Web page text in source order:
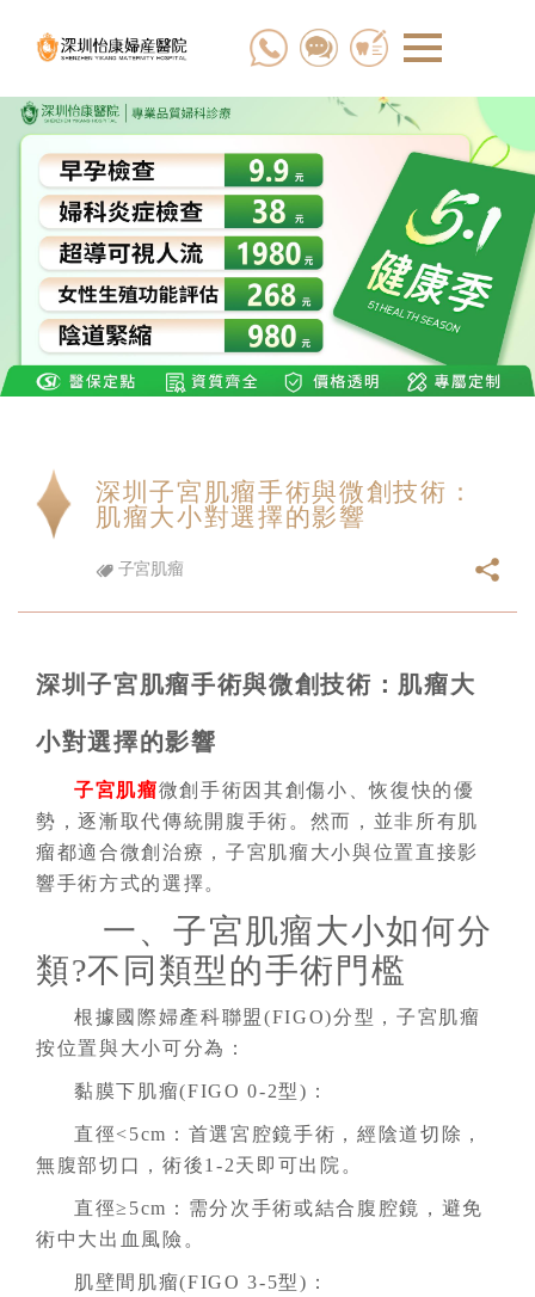
深圳子宮肌瘤手術與微創技術：
肌瘤大小對選擇的影響
子宮肌瘤
深圳子宮肌瘤手術與微創技術：肌瘤大
小對選擇的影響
子宮肌瘤微創手術因其創傷小、恢復快的優
勢，逐漸取代傳統開腹手術。然而，並非所有肌
瘤都適合微創治療，子宮肌瘤大小與位置直接影
響手術方式的選擇。
一、子宮肌瘤大小如何分
類?不同類型的手術門檻
根據國際婦產科聯盟(FIGO)分型，子宮肌瘤
按位置與大小可分為：
黏膜下肌瘤(FIGO 0-2型)：
直徑<5cm：首選宮腔鏡手術，經陰道切除，
無腹部切口，術後1-2天即可出院。
直徑≥5cm：需分次手術或結合腹腔鏡，避免
術中大出血風險。
肌壁間肌瘤(FIGO 3-5型)：